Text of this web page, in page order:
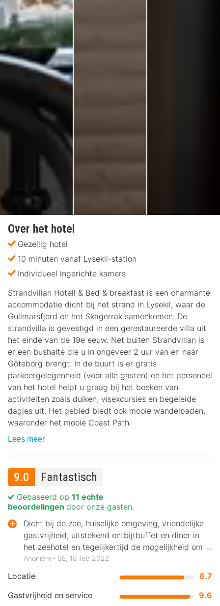
Over het hotel
Gezellig hotel
10 minuten vanaf Lysekil-station
Individueel ingerichte kamers
Strandvillan Hotell & Bed & breakfast is een charmante
accommodatie dicht bij het strand in Lysekil, waar de
Gullmarsfjord en het Skagerrak samenkomen. De
strandvilla is gevestigd in een gerestaureerde villa uit
het einde van de 19e eeuw. Net buiten Strandvillan is
er een bushalte die u in ongeveer 2 uur van en naar
Göteborg brengt. In de buurt is er gratis
parkeergelegenheid (voor alle gasten) en het personeel
van het hotel helpt u graag bij het boeken van
activiteiten zoals duiken, visexcursies en begeleide
dagjes uit. Het gebied biedt ook mooie wandelpaden,
waaronder het mooie Coast Path.
Lees meer
9.0 Fantastisch
Locatie
8.7
Gastvrijheid en service
9.6
Gebaseerd op 11 echte
beoordelingen door onze gasten.
Dicht bij de zee, huiselijke omgeving, vriendelijke
gastvrijheid, uitstekend ontbijtbuffet en diner in
het zeehotel en tegelijkertijd de mogelijkheid om
zelf te koken.
Anoniem ‐ SE, 18 feb 2022